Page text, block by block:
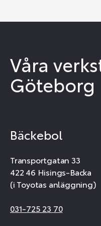
Våra
Göteborg
Bäckebol
Transportgatan 33
422 46 Hisings-Backa
(i Toyotas anläggning)
031-725 23 70